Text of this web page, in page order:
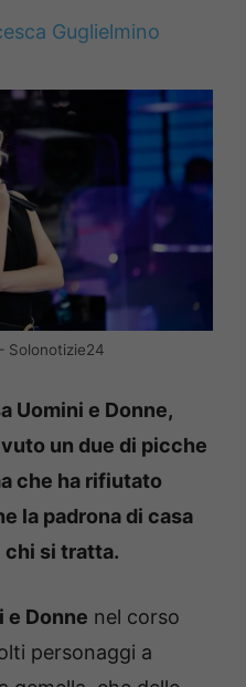
Guglielmino
Solonotizie24
Uomini e Donne,
un due di picche
che ha rifiutato
la padrona di casa
chi si tratta.
e Donne nel corso
personaggi a